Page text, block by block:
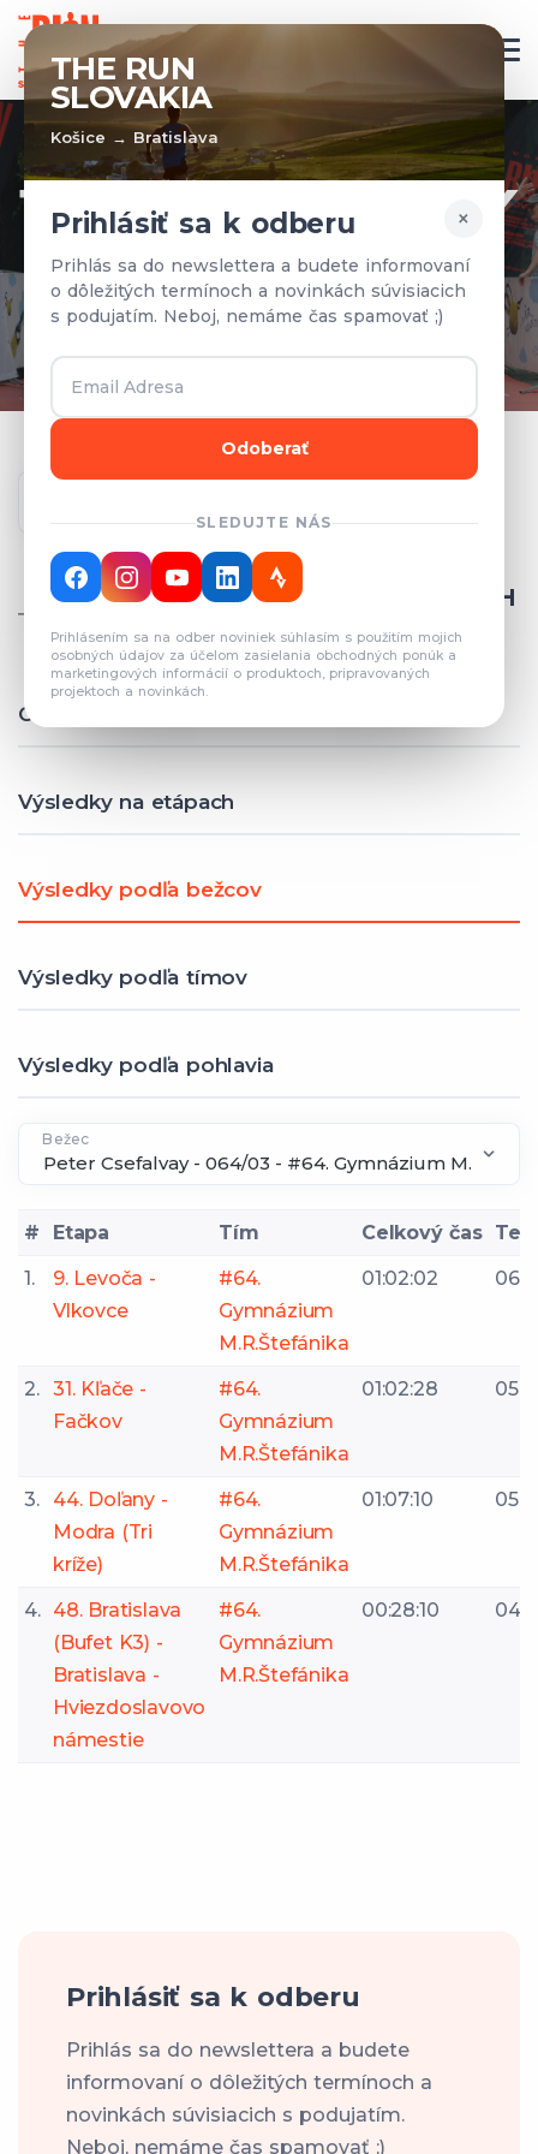
THE RUN
SLOVAKIA
Košice → Bratislava
×
Prihlásiť sa k odberu
Prihlás sa do newslettera a budete informovaní
o dôležitých termínoch a novinkách súvisiacich
s podujatím. Neboj, nemáme čas spamovať ;)
Odoberať
SLEDUJTE NÁS
Prihlásením sa na odber noviniek súhlasím s použitím mojich
osobných údajov za účelom zasielania obchodných ponúk a
marketingových informácií o produktoch, pripravovaných
projektoch a novinkách.
TÍMY A VÝSLEDKY
Prihlásené tímy a výsledky z
predchádzajúcich rokov.
CELKOVÝ POČET REGISTROVANÝCH
TÍMOV: 82
Celkové výsledky
Výsledky na etápach
Výsledky podľa bežcov
Výsledky podľa tímov
Výsledky podľa pohlavia
Bežec
# Etapa Tím Celkový čas
1.
9. Levoča -
Vlkovce
#64.
Gymnázium
M.R.Štefánika
01:02:02 06:11
2. 31. Kľače -
Fačkov
#64.
Gymnázium
M.R.Štefánika
01:02:28
3.
44. Doľany -
Modra (Tri
kríže)
#64.
Gymnázium
M.R.Štefánika
01:07:10
4. 48. Bratislava
(Bufet K3) -
Bratislava -
Hviezdoslavovo
námestie
#64.
Gymnázium
M.R.Štefánika
00:28:10
Prihlásiť sa k odberu
Prihlás sa do newslettera a budete
informovaní o dôležitých termínoch a
novinkách súvisiacich s podujatím.
Neboj, nemáme čas spamovať ;)